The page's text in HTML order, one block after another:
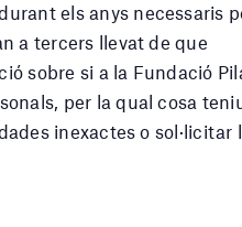
els anys necessaris
a tercers llevat de que
sobre si a la Fundació
per la qual cosa
inexactes o sol·licitar